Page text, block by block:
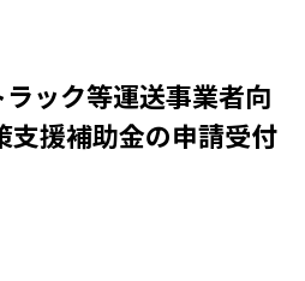
ック等運送事業者向
支援補助金の申請受付